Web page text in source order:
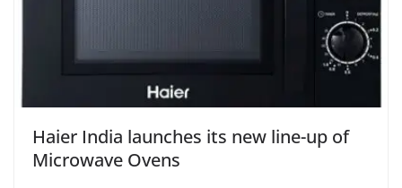
Haier India launches its new line-up of
Microwave Ovens